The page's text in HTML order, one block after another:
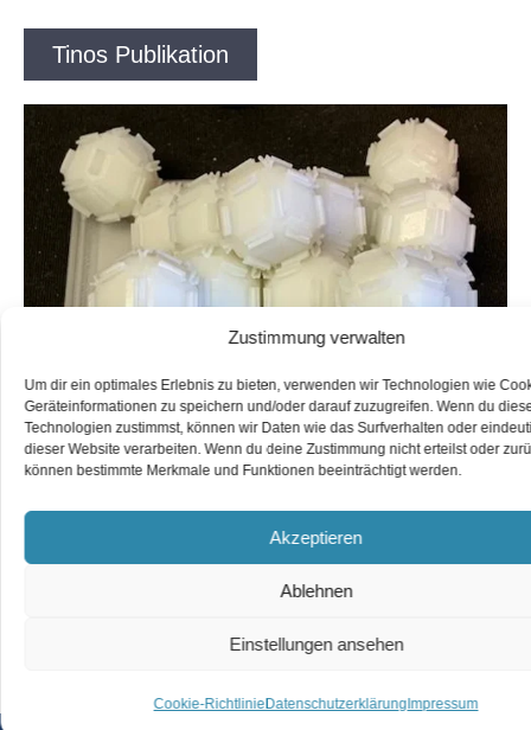
Zustimmung verwalten
Um dir ein optimales Erlebnis zu bieten, verwenden wir Technologien wie
Geräteinformationen zu speichern und/oder darauf zuzugreifen. Wenn du
Technologien zustimmst, können wir Daten wie das Surfverhalten oder
dieser Website verarbeiten. Wenn du deine Zustimmung nicht erteilst oder
können bestimmte Merkmale und Funktionen beeinträchtigt werden.
Akzeptieren
Ablehnen
Einstellungen ansehen
Cookie-Richtlinie Datenschutzerklärung Impressum
Tinos Publikation
Abb.: Selbst-organisierende Formen die mechanisch